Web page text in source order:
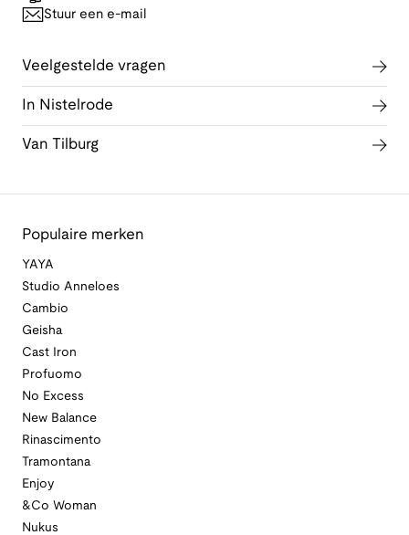
Stuur een e-mail
Veelgestelde vragen
In Nistelrode
Van Tilburg
Populaire merken
YAYA
Studio Anneloes
Cambio
Geisha
Cast Iron
Profuomo
No Excess
New Balance
Rinascimento
Tramontana
Enjoy
&Co Woman
Nukus